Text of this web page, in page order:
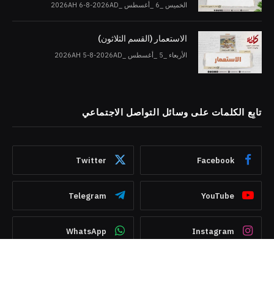
الخميس _6 _أغسطس _2026AH 6-8-2026AD
الاستعمار (القسم الثلاثون)
الأربعاء _5 _أغسطس _2026AH 5-8-2026AD
تابِع الكلمات على وسائل التواصل الاجتماعي
Facebook
Twitter
YouTube
Telegram
Instagram
WhatsApp